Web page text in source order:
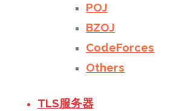
POJ
BZOJ
CodeForces
Others
TLS服务器